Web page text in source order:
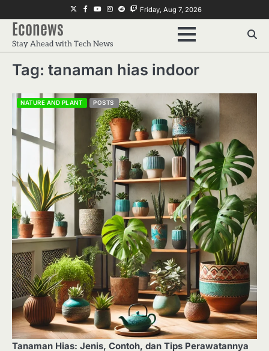
to
content
Twitter
Facebook
YoutubeInstagram
RedditTwitch
Friday, Aug 7, 2026
Econews
Stay Ahead with Tech News
Tag: tanaman hias indoor
NATURE AND PLANT POSTS
Tanaman Hias: Jenis, Contoh, dan Tips Perawatannya